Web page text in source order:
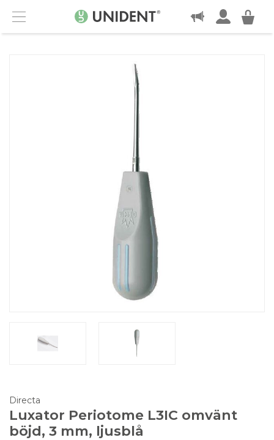
Menu
KONTAKT
Directa
Luxator Periotome L3IC omvänt
böjd, 3 mm, ljusblå